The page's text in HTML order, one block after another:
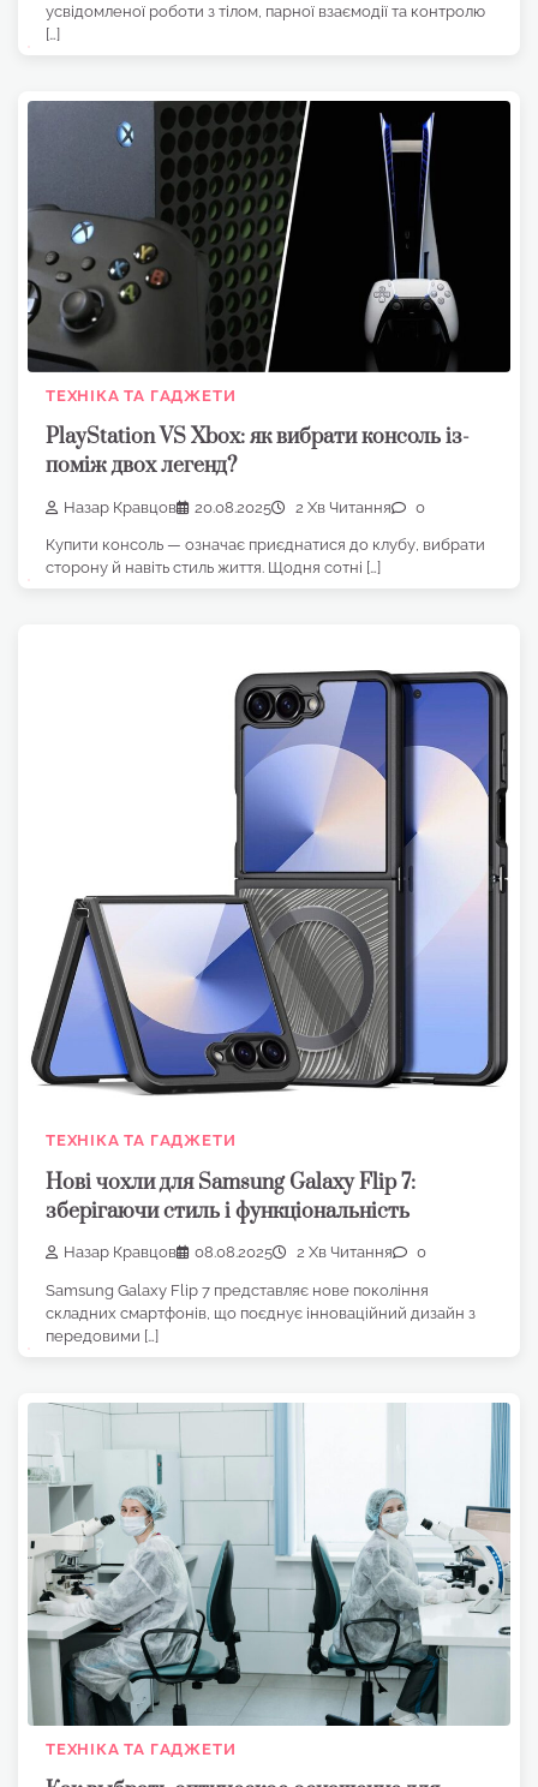
усвідомленої роботи з тілом, парної взаємодії та контролю
[…]
ТЕХНІКА ТА ГАДЖЕТИ
PlayStation VS Xbox: як вибрати консоль із-
поміж двох легенд?
Назар Кравцов 20.08.2025 2 Хв Читання 0
Купити консоль — означає приєднатися до клубу, вибрати
сторону й навіть стиль життя. Щодня сотні […]
ТЕХНІКА ТА ГАДЖЕТИ
Нові чохли для Samsung Galaxy Flip 7:
зберігаючи стиль і функціональність
Назар Кравцов 08.08.2025 2 Хв Читання 0
Samsung Galaxy Flip 7 представляє нове покоління
складних смартфонів, що поєднує інноваційний дизайн з
передовими […]
ТЕХНІКА ТА ГАДЖЕТИ